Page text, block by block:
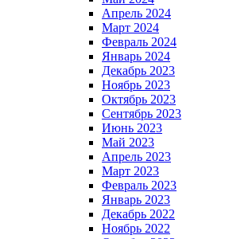
Апрель 2024
Март 2024
Февраль 2024
Январь 2024
Декабрь 2023
Ноябрь 2023
Октябрь 2023
Сентябрь 2023
Июнь 2023
Май 2023
Апрель 2023
Март 2023
Февраль 2023
Январь 2023
Декабрь 2022
Ноябрь 2022